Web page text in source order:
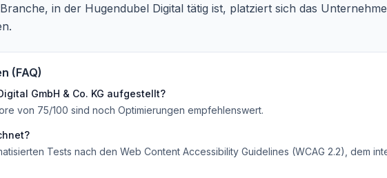
in der Hugendubel Digital tätig ist, platziert sich das
(FAQ)
GmbH & Co. KG aufgestellt?
von 75/100 sind noch Optimierungen empfehlenswert.
Tests nach den Web Content Accessibility Guidelines (WCAG 2.2), dem